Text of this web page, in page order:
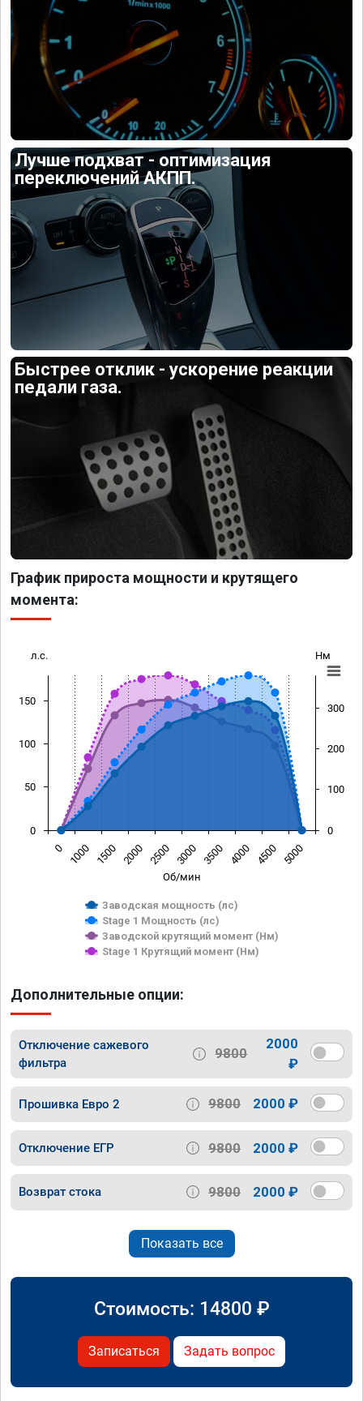
Лучше подхват - оптимизация
переключений АКПП.
Быстрее отклик - ускорение реакции
педали газа.
График прироста мощности и крутящего
момента:
Об/мин
л.с. Нм
Заводская мощность (лс)
Stage 1 Мощность (лс)
Заводской крутящий момент (Нм)
Stage 1 Крутящий момент (Нм)
0 1000 1500 2000 2500 3000 3500 4000 4500 5000
0
50
100
150
0
100
200
300
Дополнительные опции:
Отключение сажевого
фильтра
9800
2000
₽
Прошивка Евро 2 9800 2000 ₽
Отключение ЕГР 9800 2000 ₽
Возврат стока 9800 2000 ₽
Показать все
Стоимость: 14800 ₽
Записаться Задать вопрос